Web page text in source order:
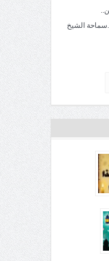
بتاريخ29/1/1446.سماحة الشيخ